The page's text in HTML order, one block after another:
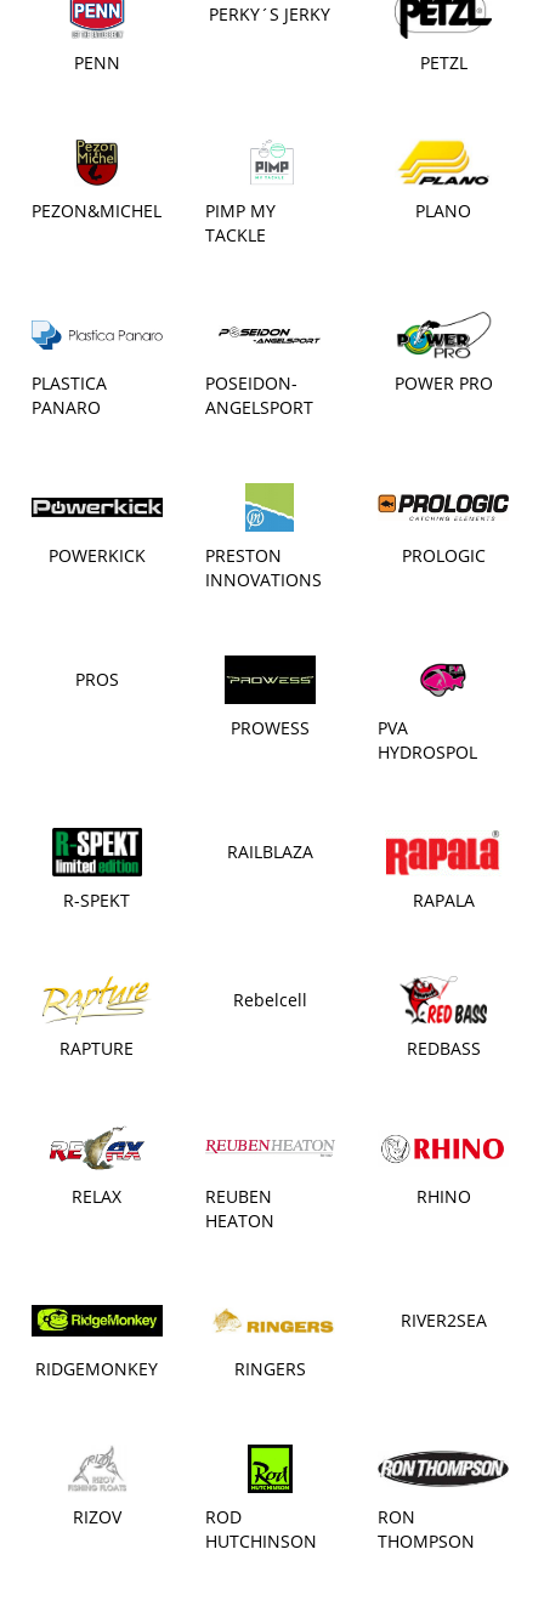
PENN
PERKY´S JERKY
PETZL
PEZON&MICHEL
PIMP MY
TACKLE
PLANO
PLASTICA
PANARO
POSEIDON-
ANGELSPORT
POWER PRO
POWERKICK
PRESTON
INNOVATIONS
PROLOGIC
PROS
PROWESS
PVA
HYDROSPOL
R-SPEKT
RAILBLAZA
RAPALA
RAPTURE
Rebelcell
REDBASS
RELAX
REUBEN
HEATON
RHINO
RIDGEMONKEY RINGERS
RIVER2SEA
RIZOV
ROD
HUTCHINSON
RON
THOMPSON